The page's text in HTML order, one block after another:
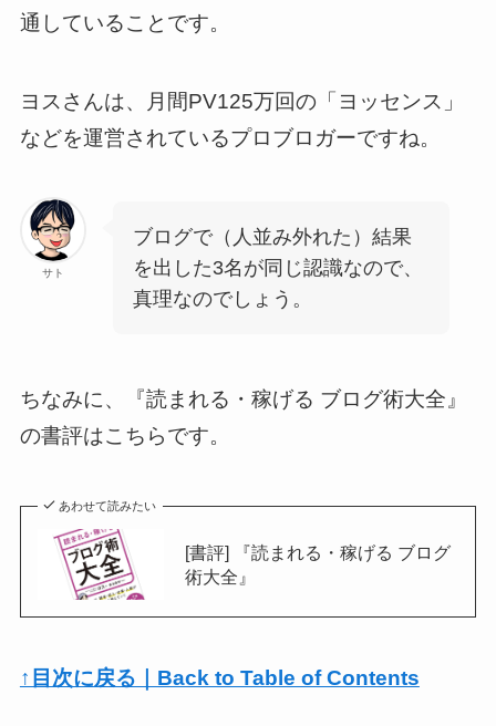
通していることです。
ヨスさんは、月間PV125万回の「ヨッセンス」
などを運営されているプロブロガーですね。
サト
ブログで（人並み外れた）結果
を出した3名が同じ認識なので、
真理なのでしょう。
ちなみに、『読まれる・稼げる ブログ術大全』
の書評はこちらです。
あわせて読みたい
[書評] 『読まれる・稼げる ブログ
術大全』
↑目次に戻る｜Back to Table of Contents